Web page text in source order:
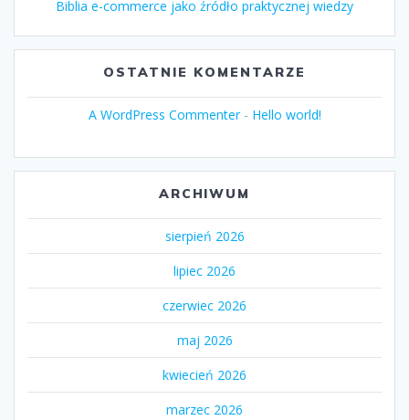
Biblia e-commerce jako źródło praktycznej wiedzy
OSTATNIE KOMENTARZE
A WordPress Commenter- Hello world!
ARCHIWUM
sierpień 2026
lipiec 2026
czerwiec 2026
maj 2026
kwiecień 2026
marzec 2026